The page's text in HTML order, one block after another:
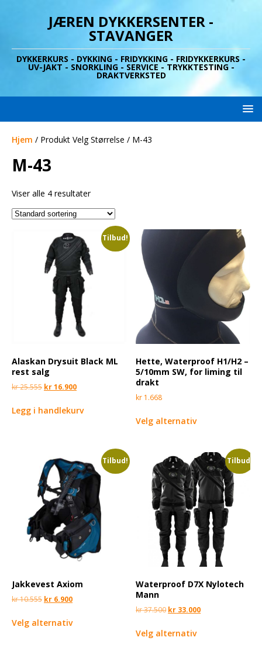
JÆREN DYKKERSENTER -
STAVANGER
DYKKERKURS - DYKKING - FRIDYKKING - FRIDYKKERKURS -
UV-JAKT - SNORKLING - SERVICE - TRYKKTESTING -
DRAKTVERKSTED
Hjem / Produkt Velg Størrelse / M-43
M-43
Viser alle 4 resultater
Tilbud!
Alaskan Drysuit Black ML
rest salg
kr25.555 kr16.900
Legg i handlekurv
Hette, Waterproof H1/H2 –
5/10mm SW, for liming til
drakt
kr 1.668
Velg alternativ
Tilbud!
Jakkevest Axiom
kr10.555 kr 6.900
Velg alternativ
Tilbud!
Waterproof D7X Nylotech
Mann
kr37.500 kr 33.000
Velg alternativ